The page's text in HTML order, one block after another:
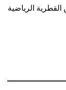
الرياضية